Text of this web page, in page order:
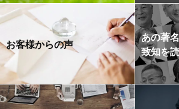
お客様からの声
あの著
致知を